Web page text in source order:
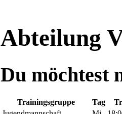
Abteilung
Du möchtest
Trainingsgruppe Tag